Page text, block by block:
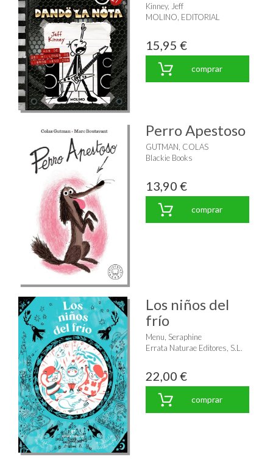
Kinney, Jeff
MOLINO, EDITORIAL
15,95 €
comprar
Perro Apestoso
GUTMAN, COLAS
Blackie Books
13,90 €
comprar
Los niños del
frío
Menu, Seraphine
Errata Naturae Editores, S.L.
22,00 €
comprar